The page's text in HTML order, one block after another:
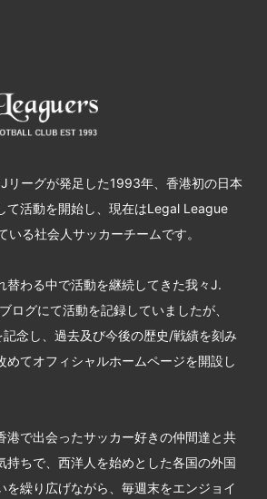
リーグが発足した1993年、香港初の日本
て活動を開始し、現在はLegal League
いる社会人サッカーチームです。
替わる中で活動を継続してきた我々J.
ログにて活動を記録していましたが、
念し、過去及び今後の歴史/戦績を刻み
めてオフィシャルホームページを開設し
港で出会ったサッカー好きの仲間達と共
持ちで、西洋人を始めとした各国の外国
を繰り広げながら、毎週末をエンジョイ